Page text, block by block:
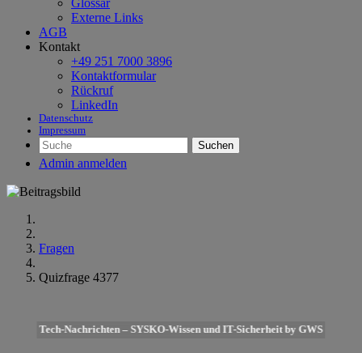
Glossar
Externe Links
AGB
Kontakt
+49 251 7000 3896
Kontaktformular
Rückruf
LinkedIn
Datenschutz
Impressum
Suchen
Admin anmelden
Fragen
Quizfrage 4377
Tech-Nachrichten – SYSKO-Wissen und IT-Sicherheit by GWS